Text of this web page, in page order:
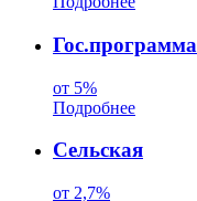
Гос.программа
от 5%
Подробнее
Сельская
от 2,7%